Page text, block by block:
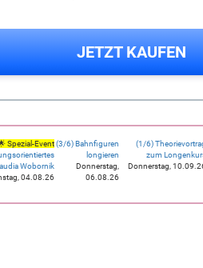
JETZT KAUFEN
Spezial-Event
Wobornik
04.08.26
(3/6) Bahnfiguren
longieren
Donnerstag,
06.08.26
(1/6)
zum
Donnerstag,